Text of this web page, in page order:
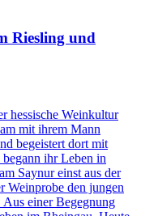
Riesling und
hessische Weinkultur
mit ihrem Mann
begeistert dort mit
ihr Leben in
Saynur einst aus der
Weinprobe den jungen
einer Begegnung